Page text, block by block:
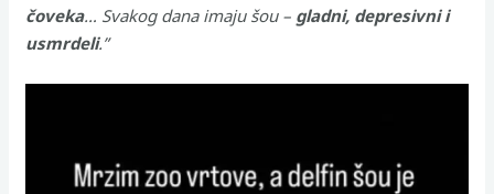
čoveka… Svakog dana imaju šou – gladni, depresivni i
usmrdeli.”